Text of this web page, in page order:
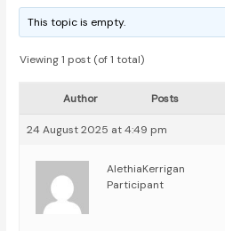
This topic is empty.
Viewing 1 post (of 1 total)
Author Posts
24 August 2025 at 4:49 pm
AlethiaKerrigan
Participant